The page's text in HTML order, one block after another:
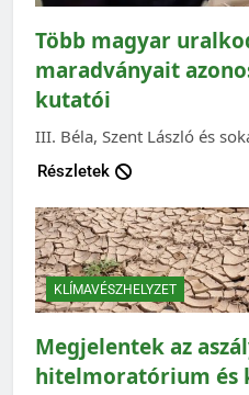
Több magyar
maradványait
kutatói
III. Béla, Szent László és
Részletek
KLÍMAVÉSZHELYZET
Megjelentek az
hitelmoratórium és